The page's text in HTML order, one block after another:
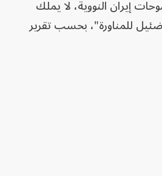
إيران النووية، لا يملك
للمناورة"، بحسب تقرير